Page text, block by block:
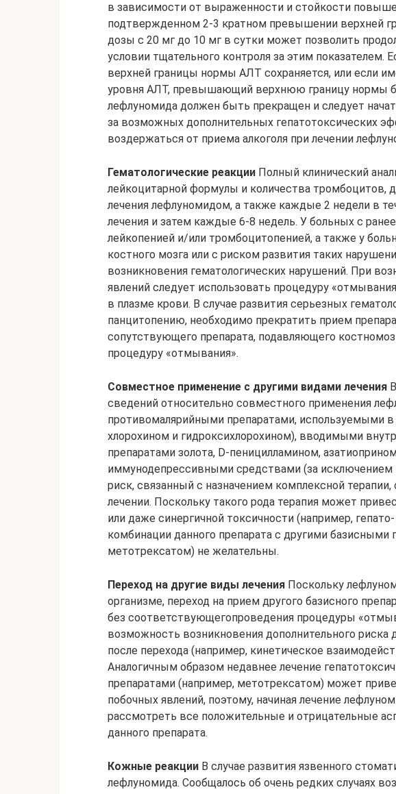
в зависимости от выраженности и стойкости
подтвержденном 2-3 кратном превышении верхней
дозы с 20 мг до 10 мг в сутки может позволить
условии тщательного контроля за этим показателем.
верхней границы нормы АЛТ сохраняется, или если
уровня АЛТ, превышающий верхнюю границу нормы
лефлуномида должен быть прекращен и следует
за возможных дополнительных гепатотоксических
воздержаться от приема алкоголя при лечении
Гематологические реакции Полный клинический
лейкоцитарной формулы и количества тромбоцитов,
лечения лефлуномидом, а также каждые 2 недели в
лечения и затем каждые 6-8 недель. У больных с
лейкопенией и/или тромбоцитопенией, а также у
костного мозга или с риском развития таких
возникновения гематологических нарушений. При
явлений следует использовать процедуру
в плазме крови. В случае развития серьезных
панцитопению, необходимо прекратить прием
сопутствующего препарата, подавляющего
процедуру «отмывания».
Совместное применение с другими видами лечения
сведений относительно совместного применения
противомалярийными препаратами, используемыми
хлорохином и гидроксихлорохином), вводимыми
препаратами золота, D-пеницилламином,
иммунодепрессивными средствами (за исключением
риск, связанный с назначением комплексной
лечении. Поскольку такого рода терапия может
или даже синергичной токсичности (например,
комбинации данного препарата с другими базисными
метотрексатом) не желательны.
Переход на другие виды лечения Поскольку
организме, переход на прием другого базисного
без соответствующегопроведения процедуры
возможность возникновения дополнительного риска
после перехода (например, кинетическое
Аналогичным образом недавнее лечение
препаратами (например, метотрексатом) может
побочных явлений, поэтому, начиная лечение
рассмотреть все положительные и отрицательные
данного препарата.
Кожные реакции В случае развития язвенного
лефлуномида. Сообщалось об очень редких случаях